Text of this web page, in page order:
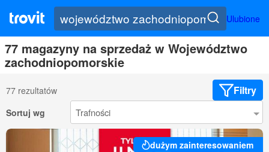
Ulubione
77 magazyny na sprzedaż w Województwo
zachodniopomorskie
77 rezultatów Filtry
Sortuj wg
dużym zainteresowaniem